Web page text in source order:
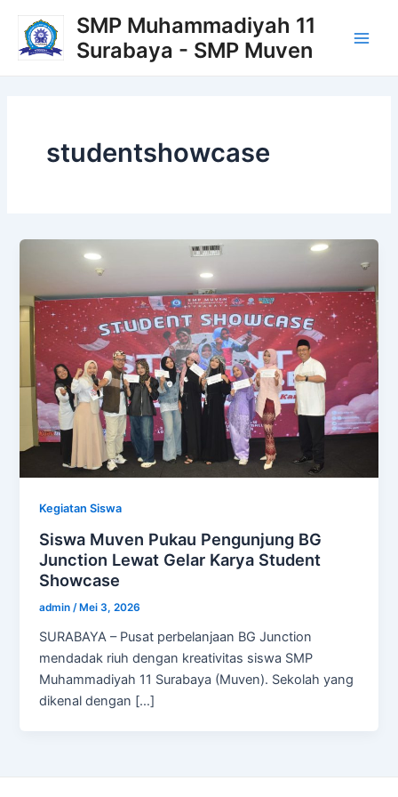
konten
SMP Muhammadiyah 11
Surabaya - SMP Muven
studentshowcase
Kegiatan Siswa
Siswa Muven Pukau Pengunjung BG
Junction Lewat Gelar Karya Student
Showcase
admin/ Mei 3, 2026
SURABAYA – Pusat perbelanjaan BG Junction
mendadak riuh dengan kreativitas siswa SMP
Muhammadiyah 11 Surabaya (Muven). Sekolah yang
dikenal dengan […]